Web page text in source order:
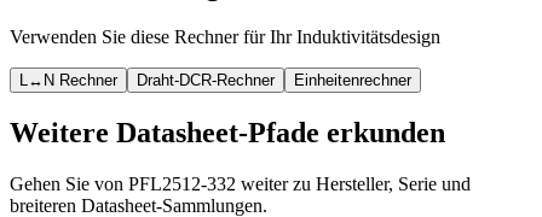
Verwenden Sie diese Rechner für Ihr Induktivitätsdesign
L↔N Rechner Draht-DCR-Rechner Einheitenrechner
Weitere Datasheet-Pfade erkunden
Gehen Sie von PFL2512-332 weiter zu Hersteller, Serie und
breiteren Datasheet-Sammlungen.